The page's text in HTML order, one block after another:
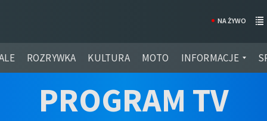
ROZRYWKA KULTURA MOTO INFORMACJE
NA ŻYWO
PROGRAM TV